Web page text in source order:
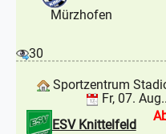
Mürzhofen
30
Sportzentrum
Fr, 07.
ESV Knittelfeld